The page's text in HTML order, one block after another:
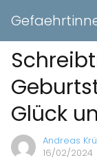
Glück
Andreas
16/02/2024